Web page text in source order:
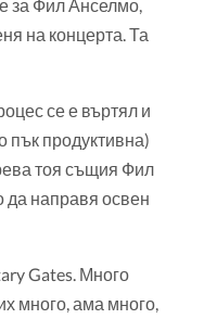
за Фил Анселмо,
на концерта. Та
се е въртял и
пък продуктивна)
тоя същия Фил
да направя освен
Gates. Много
много, ама много,